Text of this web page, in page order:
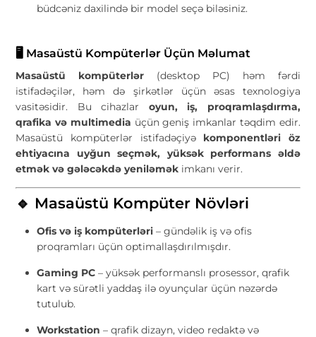
büdcəniz daxilində bir model seçə biləsiniz.
🖥️ Masaüstü Kompüterlər Üçün Məlumat
Masaüstü kompüterlər (desktop PC) həm fərdi
istifadəçilər, həm də şirkətlər üçün əsas texnologiya
vasitəsidir. Bu cihazlar oyun, iş, proqramlaşdırma,
qrafika və multimedia üçün geniş imkanlar təqdim edir.
Masaüstü kompüterlər istifadəçiyə komponentləri öz
ehtiyacına uyğun seçmək, yüksək performans əldə
etmək və gələcəkdə yeniləmək imkanı verir.
🔹 Masaüstü Kompüter Növləri
Ofis və iş kompüterləri – gündəlik iş və ofis
proqramları üçün optimallaşdırılmışdır.
Gaming PC – yüksək performanslı prosessor, qrafik
kart və sürətli yaddaş ilə oyunçular üçün nəzərdə
tutulub.
Workstation – qrafik dizayn, video redaktə və